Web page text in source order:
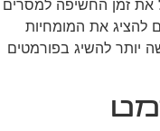
את זמן החשיפה למסרים
להציג את המומחיות
יותר להשיג בפורמטים